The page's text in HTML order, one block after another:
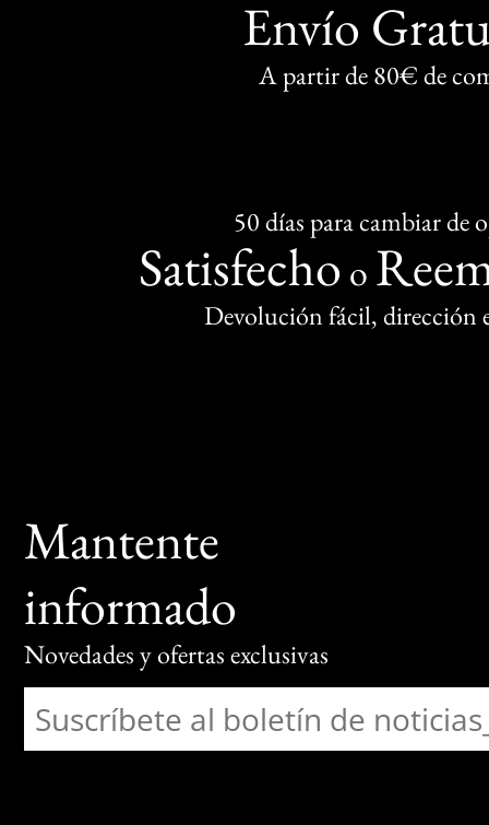
Envío
A partir de 80€ de
50 días para cambiar de
Satisfecho o
Devolución fácil, dirección
Mantente
informado
Novedades y ofertas exclusivas